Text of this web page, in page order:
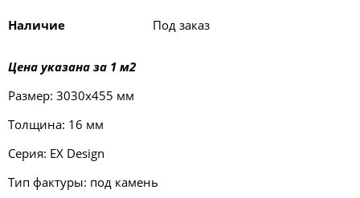
Наличие Под заказ
Цена указана за 1 м2
Размер: 3030х455 мм
Толщина: 16 мм
Серия: EX Design
Тип фактуры: под камень